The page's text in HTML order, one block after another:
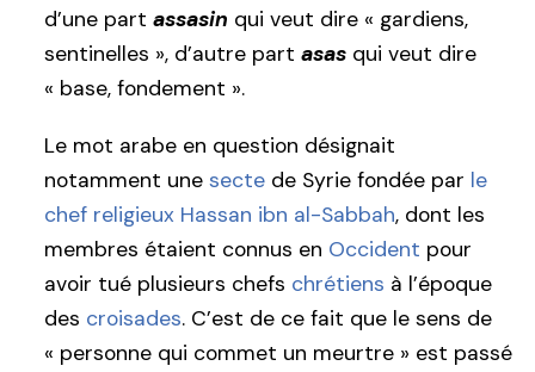
d’une part assasin qui veut dire « gardiens,
sentinelles », d’autre part asas qui veut dire
« base, fondement ».
Le mot arabe en question désignait
notamment une secte de Syrie fondée par le
chef religieux Hassan ibn al-Sabbah, dont les
membres étaient connus en Occident pour
avoir tué plusieurs chefs chrétiens à l’époque
des croisades. C’est de ce fait que le sens de
« personne qui commet un meurtre » est passé